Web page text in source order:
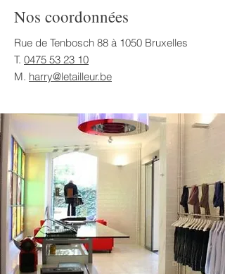
Nos coordonnées
Rue de Tenbosch 88 à 1050 Bruxelles
T. 0475 53 23 10
M. harry@letailleur.be